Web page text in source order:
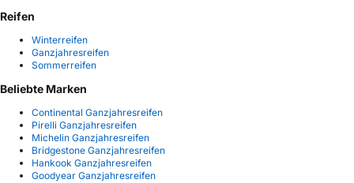
Reifen
Winterreifen
Ganzjahresreifen
Sommerreifen
Beliebte Marken
Continental Ganzjahresreifen
Pirelli Ganzjahresreifen
Michelin Ganzjahresreifen
Bridgestone Ganzjahresreifen
Hankook Ganzjahresreifen
Goodyear Ganzjahresreifen